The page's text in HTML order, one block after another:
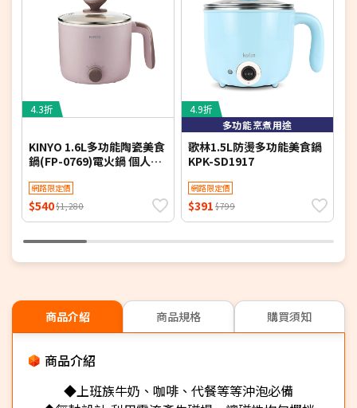
4.3折
KINYO 1.6L多功能陶瓷美食
鍋(FP-0769)電火鍋 個人鍋
網路限定價
$540$1,280
4.9折
多功能烹煮用途
歌林1.5L防燙多功能美食鍋
KPK-SD1917
網路限定價
$391 $799
商品介紹 商品規格 購買須知
商品介紹
◆上班族牛奶、咖啡、代餐等等沖泡必備